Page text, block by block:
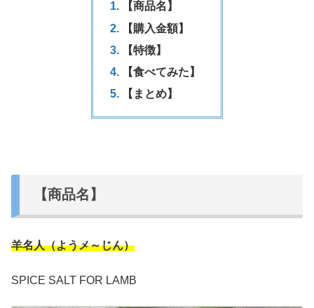
【商品名】
【購入金額】
【特徴】
【食べてみた】
【まとめ】
【商品名】
羊名人（ようメ～じん）
SPICE SALT FOR LAMB